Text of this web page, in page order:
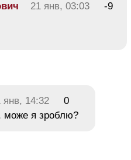
21 янв, 03:03 -9
янв, 14:32
0
може я зроблю?